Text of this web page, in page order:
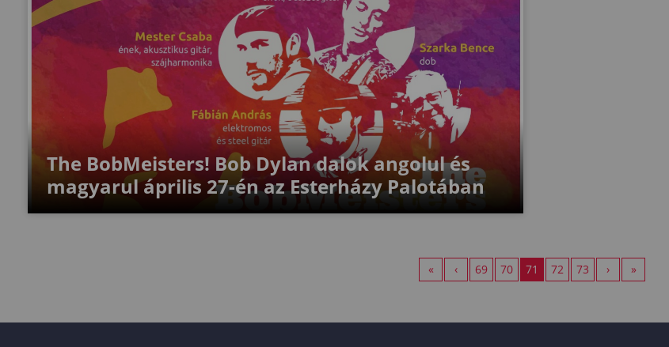
The BobMeisters! Bob Dylan dalok angolul és
magyarul április 27-én az Esterházy Palotában
« ‹ 69 70 71 72 73 › »